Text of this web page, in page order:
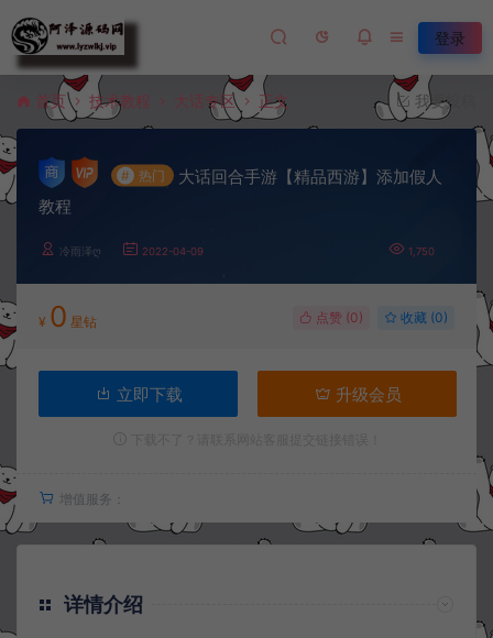
登录
首页 技术教程 大话专区 正文 我要投稿
# 热门
大话回合手游【精品西游】添加假人
教程
冷雨泽ღ 2022-04-09 1,750
¥ 0 星钻 点赞 (0) 收藏 (0)
立即下载 升级会员
增值服务：
详情介绍